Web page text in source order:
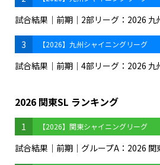
試合結果｜前期｜2部リーグ：2026
3 【2026】九州シャイニングリーグ
試合結果｜前期｜4部リーグ：2026
2026 関東SL ランキング
1 【2026】関東シャイニングリーグ
試合結果｜前期｜グループA：2026